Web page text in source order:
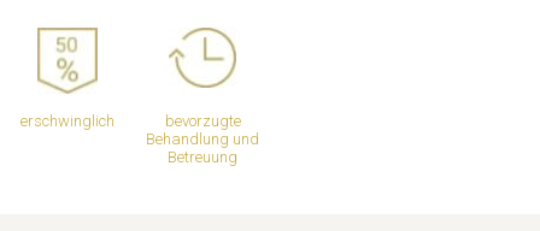
erschwinglich
bevorzugte
Behandlung und
Betreuung